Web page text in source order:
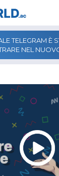
TELEGRAM È
NEL